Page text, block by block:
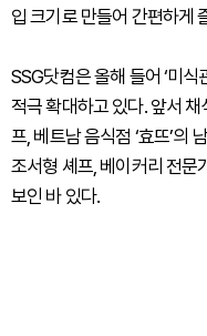
입 크기로 만들어 간편하게
SSG닷컴은 올해 들어 ‘미
적극 확대하고 있다. 앞서 채
프, 베트남 음식점 ‘효뜨’의
조서형 셰프, 베이커리 전문
보인 바 있다.